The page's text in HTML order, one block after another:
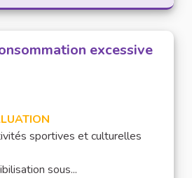
excessive
sportives et culturelles
sous...